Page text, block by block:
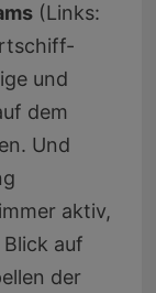
(Links:
und
dem
Und
aktiv,
auf
der